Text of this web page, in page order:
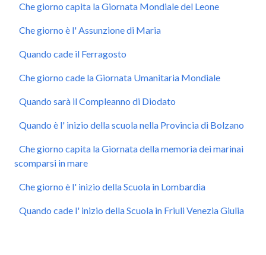
Che giorno capita la Giornata Mondiale del Leone
Che giorno è l' Assunzione di Maria
Quando cade il Ferragosto
Che giorno cade la Giornata Umanitaria Mondiale
Quando sarà il Compleanno di Diodato
Quando è l' inizio della scuola nella Provincia di Bolzano
Che giorno capita la Giornata della memoria dei marinai
scomparsi in mare
Che giorno è l' inizio della Scuola in Lombardia
Quando cade l' inizio della Scuola in Friuli Venezia Giulia